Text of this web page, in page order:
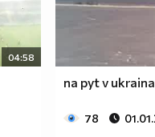
04:58
na pyt v ukraina
78